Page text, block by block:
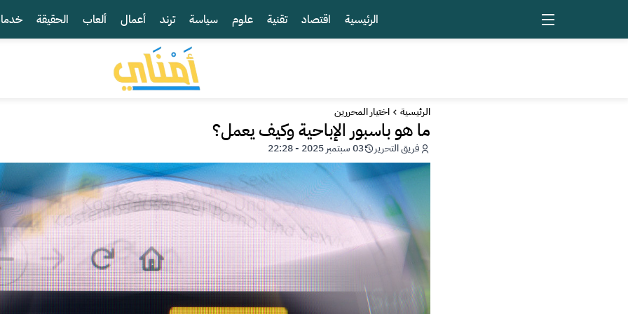
الرئيسية اقتصاد تقنية علوم سياسة ترند أعمال ألعاب الحقيقة
الرئيسية اختيار المحررين
ما هو باسبور الإباحية وكيف يعمل؟
فريق التحرير 03 سبتمبر 2025 - 22:28